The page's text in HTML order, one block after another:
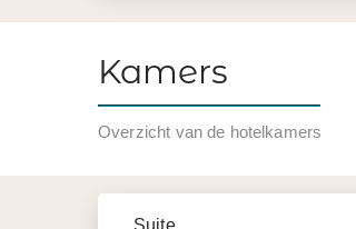
Kamers
Overzicht van de hotelkamers
Suite